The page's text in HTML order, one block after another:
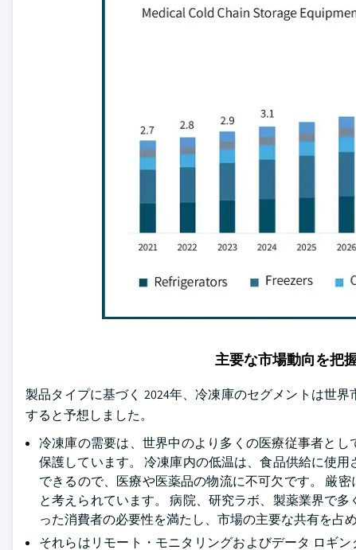
主要な市場動向を把
製品タイプに基づく 2024年、冷凍庫のセグメントは世界
すると予想しました。
冷凍庫の需要は、世界中のより多くの医療従事者と
保護しています。 冷凍庫内の低温は、食品供給に使
できるので、医療や医薬品の物流に不可欠です。 厳
と考えられています。 病院、研究ラボ、製薬業界で
った消費者の必要性を満たし、市場の主要な共有を占
それらはリモート・モニタリングおよびデータ ロギ